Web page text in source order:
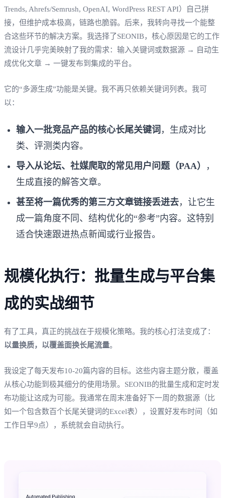
Trends, Ahrefs/Semrush, OpenAI, WordPress REST API）自己拼
接，但维护成本极高，链路也脆弱。后来，我转向寻找一个能整
合这些环节的解决方案。我选择了SEONIB，核心原因是它的工作
流设计几乎完美映射了我的需求：输入关键词或数据源 → 自动生
成优化文章 → 一键发布到集成的平台。
它的“多源生成”功能是关键。我不再只依赖关键词列表。我可
以：
输入一批竞品产品的核心长尾关键词 ，生成对比
类、评测类内容。
导入从论坛、社媒爬取的常见用户问题（PAA）
，
生成直接的解答文章。
甚至将一篇优秀的第三方文章链接丢进去，让它生
成一篇角度不同、结构优化的“参考”内容。这特别
适合快速跟进热点新闻或行业报告。
规模化执行：批量生成与平台集
成的实战细节
有了工具，真正的挑战在于规模化策略。我的核心打法变成了：
以量换质，以覆盖面换长尾流量。
我设定了每天发布10-20篇内容的目标。这些内容主题分散，覆盖
从核心功能到极其细分的使用场景。SEONIB的批量生成和定时发
布功能让这成为可能。我通常在周末准备好下一周的数据源（比
如一个包含数百个长尾关键词的Excel表），设置好发布时间（如
工作日早9点），系统就会自动执行。